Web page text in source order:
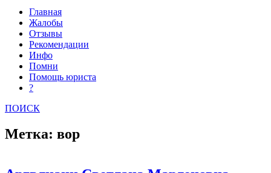
Главная
Жалобы
Отзывы
Рекомендации
Инфо
Помни
Помощь юриста
?
ПОИСК
Метка: вор